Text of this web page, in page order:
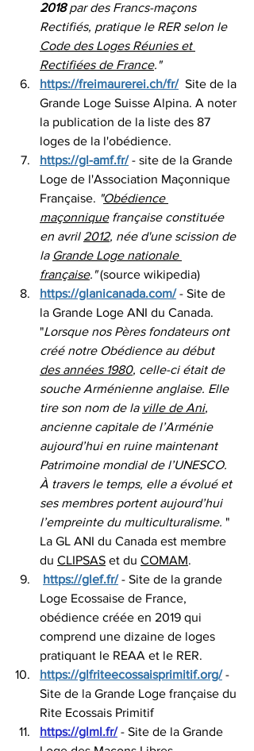
2018 par des Francs-maçons
Rectifiés, pratique le RER selon le
Code des Loges Réunies et
Rectifiées de France."
https://freimaurerei.ch/fr/ Site de la
Grande Loge Suisse Alpina. A noter
la publication de la liste des 87
loges de la l'obédience.
https://gl-amf.fr/ - site de la Grande
Loge de l'Association Maçonnique
Française. "Obédience
maçonnique française constituée
en avril 2012, née d'une scission de
la Grande Loge nationale
française." (source wikipedia)
https://glanicanada.com/ - Site de
la Grande Loge ANI du Canada.
"Lorsque nos Pères fondateurs ont
créé notre Obédience au début
des années 1980, celle-ci était de
souche Arménienne anglaise. Elle
tire son nom de la ville de Ani,
ancienne capitale de l’Arménie
aujourd’hui en ruine maintenant
Patrimoine mondial de l’UNESCO.
À travers le temps, elle a évolué et
ses membres portent aujourd’hui
l’empreinte du multiculturalisme. "
La GL ANI du Canada est membre
du CLIPSAS et du COMAM.
https://glef.fr/ - Site de la grande
Loge Ecossaise de France,
obédience créée en 2019 qui
comprend une dizaine de loges
pratiquant le REAA et le RER.
https://glfriteecossaisprimitif.org/ -
Site de la Grande Loge française du
Rite Ecossais Primitif
https://glml.fr/ - Site de la Grande